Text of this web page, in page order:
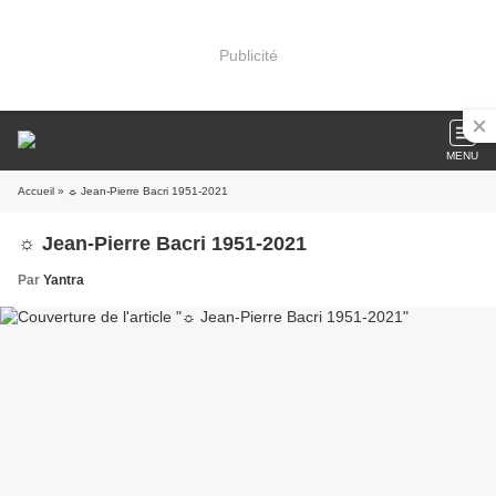
Publicité
MENU
Accueil » ☼ Jean-Pierre Bacri 1951-2021
☼ Jean-Pierre Bacri 1951-2021
Par Yantra